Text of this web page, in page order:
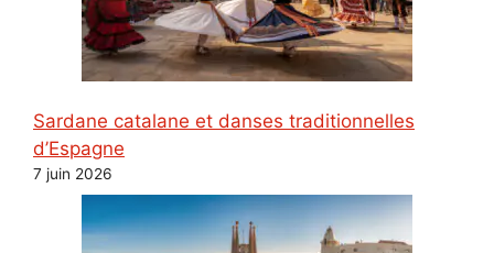
Sardane catalane et danses traditionnelles
d’Espagne
7 juin 2026